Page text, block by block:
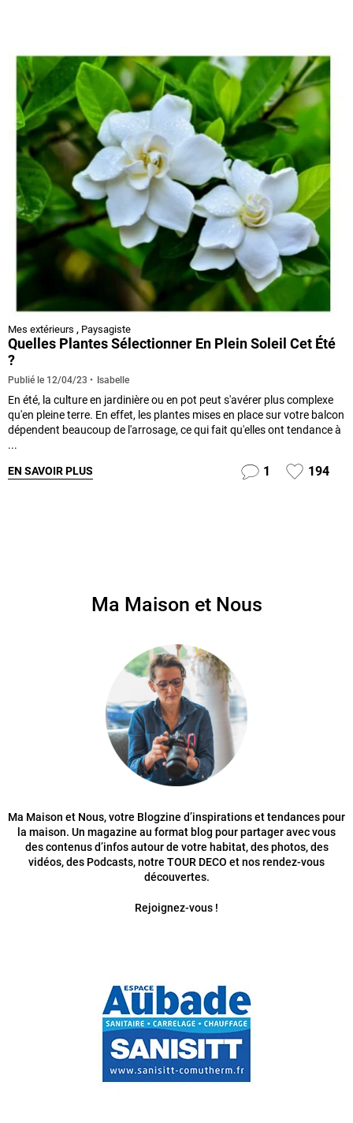
Mes extérieurs , Paysagiste
Quelles Plantes Sélectionner En Plein Soleil Cet Été
?
Publié le 12/04/23 Isabelle
En été, la culture en jardinière ou en pot peut s'avérer plus complexe
qu'en pleine terre. En effet, les plantes mises en place sur votre balcon
dépendent beaucoup de l'arrosage, ce qui fait qu'elles ont tendance à
...
EN SAVOIR PLUS 1 194
Ma Maison et Nous
Ma Maison et Nous, votre Blogzine d’inspirations et tendances pour
la maison. Un magazine au format blog pour partager avec vous
des contenus d’infos autour de votre habitat, des photos, des
vidéos, des Podcasts, notre TOUR DECO et nos rendez-vous
découvertes.
Rejoignez-vous !